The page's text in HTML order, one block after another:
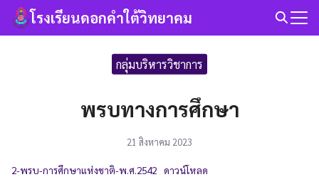
Skip
โรงเรียนดอกคำใต้วิทยาคม
กลุ่มบริหารวิชาการ
พรบทางการศึกษา
21 สิงหาคม 2023
2-พรบ-การศึกษาแห่งชาติ-พ.ศ.2542 ดาวน์โหลด